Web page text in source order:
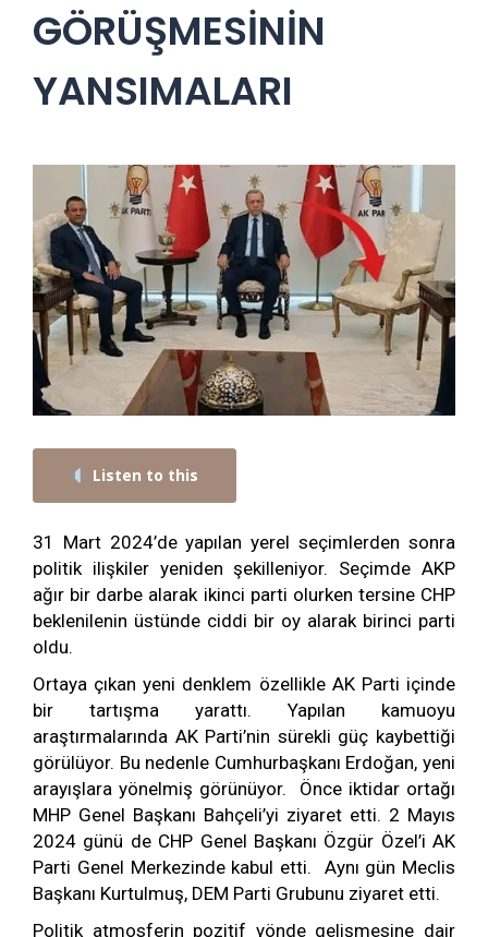
GÖRÜŞMESİNİN
YANSIMALARI
Listen to this
31 Mart 2024’de yapılan yerel seçimlerden sonra
politik ilişkiler yeniden şekilleniyor. Seçimde AKP
ağır bir darbe alarak ikinci parti olurken tersine CHP
beklenilenin üstünde ciddi bir oy alarak birinci parti
oldu.
Ortaya çıkan yeni denklem özellikle AK Parti içinde
bir tartışma yarattı. Yapılan kamuoyu
araştırmalarında AK Parti’nin sürekli güç kaybettiği
görülüyor. Bu nedenle Cumhurbaşkanı Erdoğan, yeni
arayışlara yönelmiş görünüyor. Önce iktidar ortağı
MHP Genel Başkanı Bahçeli’yi ziyaret etti. 2 Mayıs
2024 günü de CHP Genel Başkanı Özgür Özel’i AK
Parti Genel Merkezinde kabul etti. Aynı gün Meclis
Başkanı Kurtulmuş, DEM Parti Grubunu ziyaret etti.
Politik atmosferin pozitif yönde gelişmesine dair